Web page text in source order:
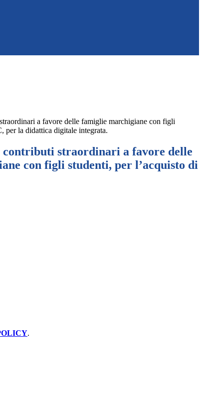
a favore delle famiglie marchigiane con figli
per la didattica digitale integrata.
contributi straordinari a favore delle
con figli studenti, per l’acquisto di
.